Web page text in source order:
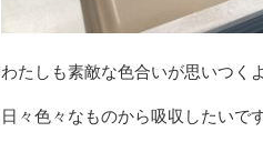
わたしも素敵な色合いが思いつく
日々色々なものから吸収したいで